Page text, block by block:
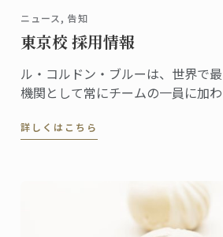
ニュース, 告知
東京校 採用情報
ル・コルドン・ブルーは、世界で
機関として常にチームの一員に加
詳しくはこちら